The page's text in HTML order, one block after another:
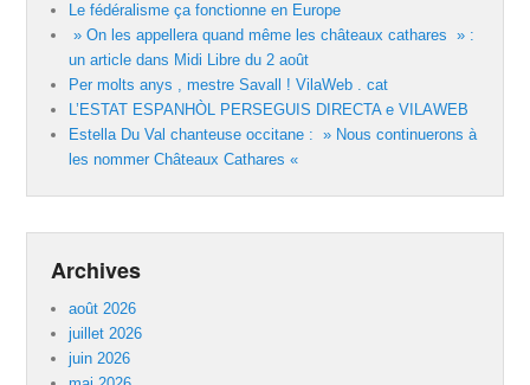
Le fédéralisme ça fonctionne en Europe
» On les appellera quand même les châteaux cathares » :
un article dans Midi Libre du 2 août
Per molts anys , mestre Savall ! VilaWeb . cat
L’ESTAT ESPANHÒL PERSEGUIS DIRECTA e VILAWEB
Estella Du Val chanteuse occitane : » Nous continuerons à
les nommer Châteaux Cathares «
Archives
août 2026
juillet 2026
juin 2026